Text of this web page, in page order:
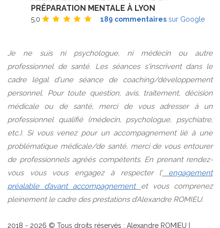
PRÉPARATION MENTALE À LYON
5,0 189 commentairessur Google
Je ne suis ni psychologue, ni médecin ou autre
professionnel de santé. Les séances s'inscrivent dans le
cadre légal d'une séance de coaching/développement
personnel. Pour toute question, avis, traitement, décision
médicale ou de santé, merci de vous adresser à un
professionnel qualifié (médecin, psychologue, psychiatre,
etc.). Si vous venez pour un accompagnement lié à une
problématique médicale/de santé, merci de vous entourer
de professionnels agréés compétents. En prenant rendez-
vous vous vous engagez à respecter l’
engagement
préalable d’avant accompagnement
et vous comprenez
pleinement le cadre des prestations d’Alexandre ROMIEU.
2018 - 2026 © Tous droits réservés : Alexandre ROMIEU |